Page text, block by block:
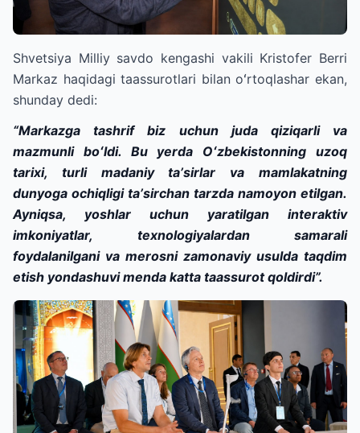
Shvetsiya Milliy savdo kengashi vakili Kristofer Berri
Markaz haqidagi taassurotlari bilan oʻrtoqlashar ekan,
shunday dedi:
“Markazga tashrif biz uchun juda qiziqarli va
mazmunli boʻldi. Bu yerda Oʻzbekistonning uzoq
tarixi, turli madaniy taʼsirlar va mamlakatning
dunyoga ochiqligi taʼsirchan tarzda namoyon etilgan.
Ayniqsa, yoshlar uchun yaratilgan interaktiv
imkoniyatlar, texnologiyalardan samarali
foydalanilgani va merosni zamonaviy usulda taqdim
etish yondashuvi menda katta taassurot qoldirdi”.